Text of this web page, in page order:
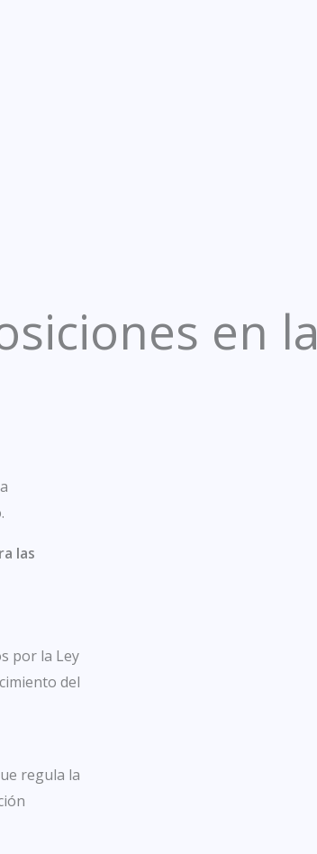
en la
las
por la Ley
del
regula la